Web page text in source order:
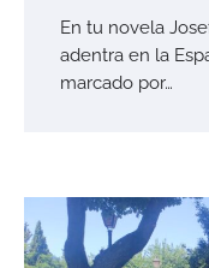
En tu novela
adentra en la
marcado por…